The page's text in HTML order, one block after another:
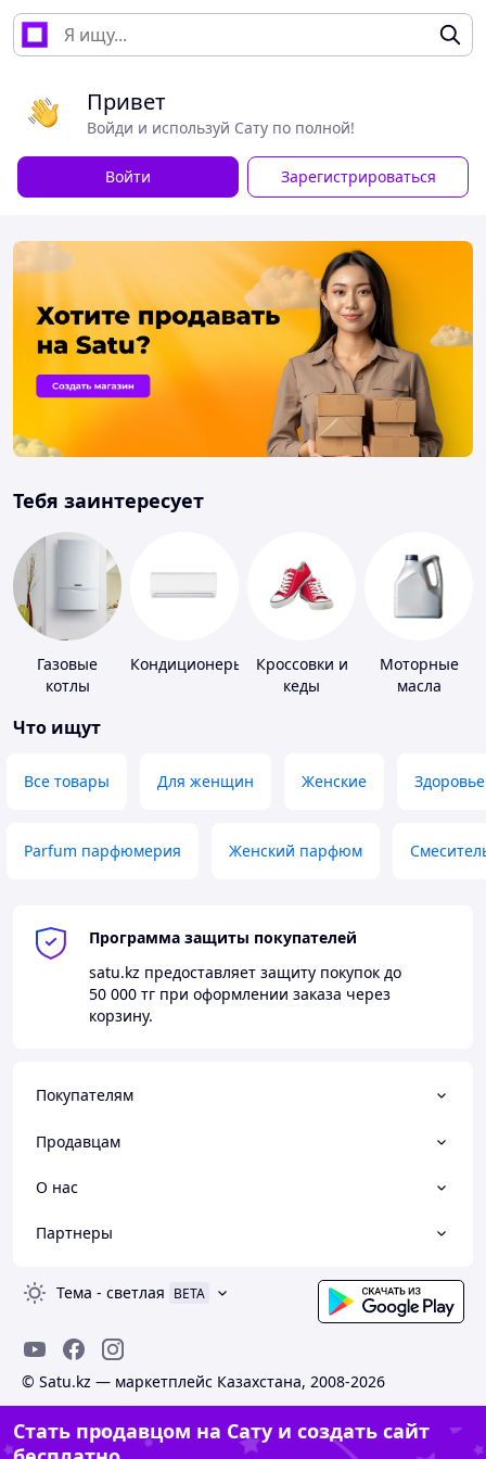
Привет
Войди и используй Сату по полной!
Войти Зарегистрироваться
Тебя заинтересует
Газовые
котлы
Кондиционеры
Кроссовки и
кеды
Моторные
масла
Что ищут
Все товары Для женщин Женские Здоровье
Parfum парфюмерия Женский парфюм
Программа защиты покупателей
satu.kz предоставляет защиту покупок до
50 000 тг при оформлении заказа через
корзину.
Покупателям
Продавцам
О нас
Партнеры
Тема - светлая BETA
© Satu.kz — маркетплейс Казахстана, 2008-2026
Стать продавцом на Сату и создать сайт